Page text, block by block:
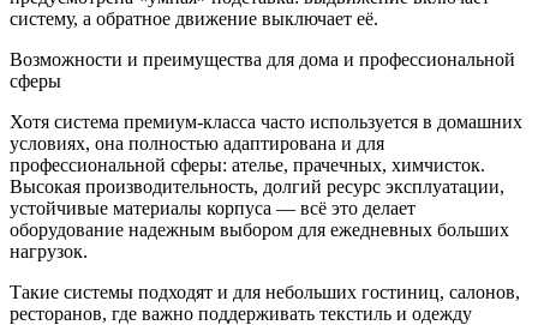
систему, а обратное движение выключает её.
Возможности и преимущества для дома и профессиональной
сферы
Хотя система премиум-класса часто используется в домашних
условиях, она полностью адаптирована и для
профессиональной сферы: ателье, прачечных, химчисток.
Высокая производительность, долгий ресурс эксплуатации,
устойчивые материалы корпуса — всё это делает
оборудование надежным выбором для ежедневных больших
нагрузок.
Такие системы подходят и для небольших гостиниц, салонов,
ресторанов, где важно поддерживать текстиль и одежду